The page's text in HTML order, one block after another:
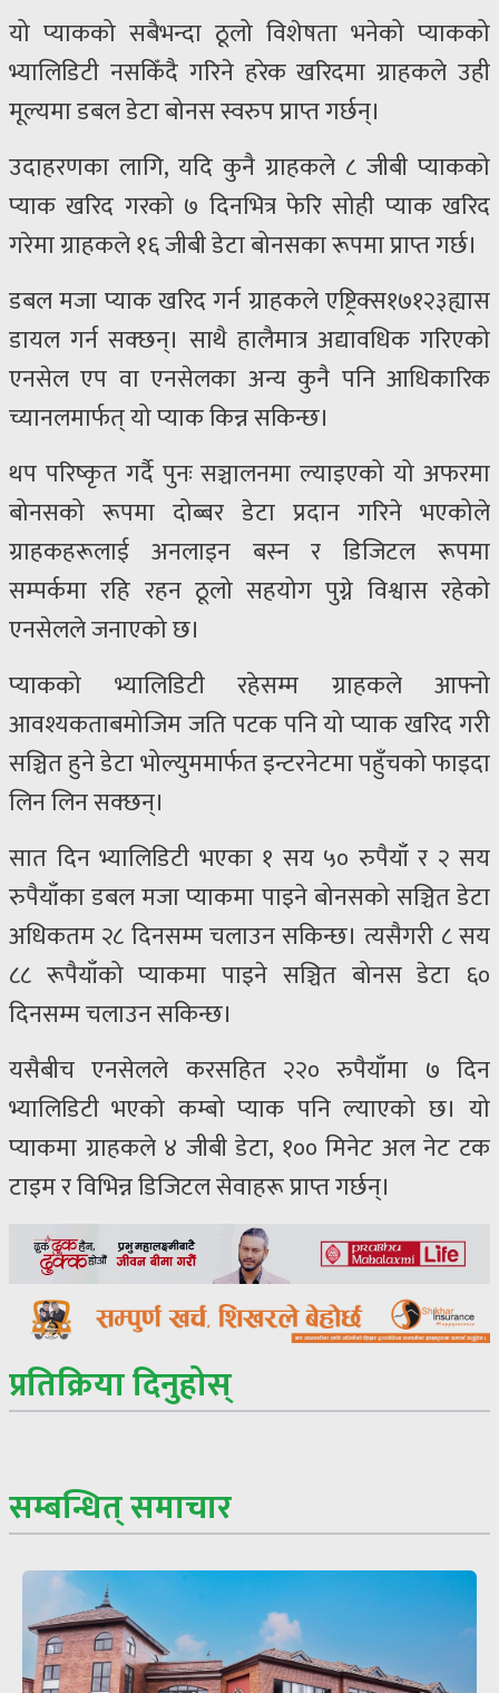
यो प्याकको सबैभन्दा ठूलो विशेषता भनेको प्याकको
भ्यालिडिटी नसकिँदै गरिने हरेक खरिदमा ग्राहकले उही
मूल्यमा डबल डेटा बोनस स्वरुप प्राप्त गर्छन्।
उदाहरणका लागि, यदि कुनै ग्राहकले ८ जीबी प्याकको
प्याक खरिद गरको ७ दिनभित्र फेरि सोही प्याक खरिद
गरेमा ग्राहकले १६ जीबी डेटा बोनसका रूपमा प्राप्त गर्छ।
डबल मजा प्याक खरिद गर्न ग्राहकले एष्ट्रिक्स१७१२३ह्यास
डायल गर्न सक्छन्। साथै हालैमात्र अद्यावधिक गरिएको
एनसेल एप वा एनसेलका अन्य कुनै पनि आधिकारिक
च्यानलमार्फत् यो प्याक किन्न सकिन्छ।
थप परिष्कृत गर्दै पुनः सञ्चालनमा ल्याइएको यो अफरमा
बोनसको रूपमा दोब्बर डेटा प्रदान गरिने भएकोले
ग्राहकहरूलाई अनलाइन बस्न र डिजिटल रूपमा
सम्पर्कमा रहि रहन ठूलो सहयोग पुग्ने विश्वास रहेको
एनसेलले जनाएको छ।
प्याकको भ्यालिडिटी रहेसम्म ग्राहकले आफ्नो
आवश्यकताबमोजिम जति पटक पनि यो प्याक खरिद गरी
सञ्चित हुने डेटा भोल्युममार्फत इन्टरनेटमा पहुँचको फाइदा
लिन लिन सक्छन्।
सात दिन भ्यालिडिटी भएका १ सय ५० रुपैयाँ र २ सय
रुपैयाँका डबल मजा प्याकमा पाइने बोनसको सञ्चित डेटा
अधिकतम २८ दिनसम्म चलाउन सकिन्छ। त्यसैगरी ८ सय
८८ रूपैयाँको प्याकमा पाइने सञ्चित बोनस डेटा ६०
दिनसम्म चलाउन सकिन्छ।
यसैबीच एनसेलले करसहित २२० रुपैयाँमा ७ दिन
भ्यालिडिटी भएको कम्बो प्याक पनि ल्याएको छ। यो
प्याकमा ग्राहकले ४ जीबी डेटा, १०० मिनेट अल नेट टक
टाइम र विभिन्न डिजिटल सेवाहरू प्राप्त गर्छन्।
प्रतिक्रिया दिनुहोस्
सम्बन्धित् समाचार